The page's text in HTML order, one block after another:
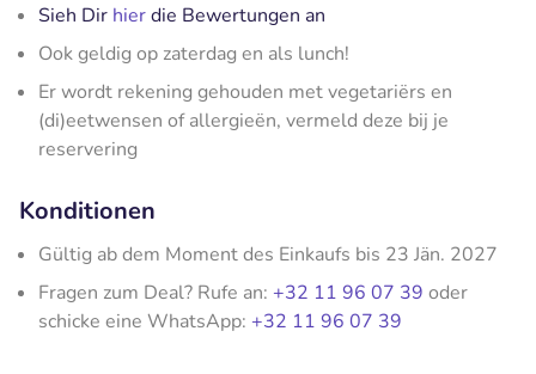
Sieh Dir hierdie Bewertungen an
Ook geldig op zaterdag en als lunch!
Er wordt rekening gehouden met vegetariërs en
(di)eetwensen of allergieën, vermeld deze bij je
reservering
Konditionen
Gültig ab dem Moment des Einkaufs bis 23 Jän. 2027
Fragen zum Deal? Rufe an: +32 11 96 07 39 oder
schicke eine WhatsApp: +32 11 96 07 39